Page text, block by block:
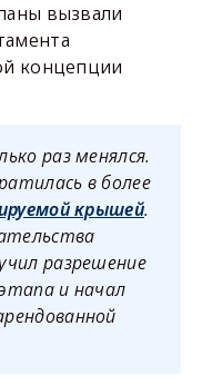
вызвали
концепции
раз менялся.
в более
крышей.
разрешение
и начал